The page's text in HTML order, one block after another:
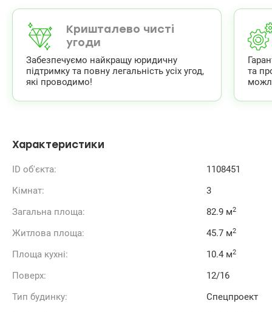
Лічильники індивідуальні на воду, електрику, опалення.
Територія комплексу закрита, охорона та віеонагляд
24/7. В під’їздах консьєрж, чисто та доглянуто завжди.
Чекаємо на переглядах!
Великий досвід допомоги по купівлі квартир за
державними програмами, безготівковий розрахунок:
1) Є-оселя (єОселя), єВідновлення, Сертифікат,
2) Житло для ВПО та військових (постанова 280 та інші).
valion.ua/1108451
Кришталево чисті
угоди
Забезпечуємо найкращу юридичну
підтримку та повну легальність усіх угод,
які проводимо!
та
Характеристики
ID об'єкта:
1108451
Кімнат:
3
Загальна площа:
82.9 м2
Житлова площа: 45.7 м2
Площа кухні: 10.4 м2
Поверх:
12/16
Тип будинку:
Спецпроект